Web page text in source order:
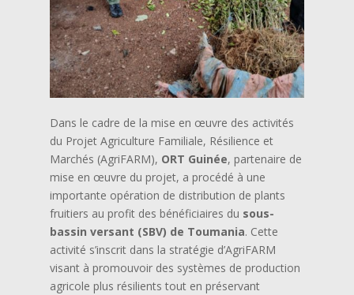
Dans le cadre de la mise en œuvre des activités
du Projet Agriculture Familiale, Résilience et
Marchés (AgriFARM), ORT Guinée, partenaire de
mise en œuvre du projet, a procédé à une
importante opération de distribution de plants
fruitiers au profit des bénéficiaires du sous-
bassin versant (SBV) de Toumania. Cette
activité s’inscrit dans la stratégie d’AgriFARM
visant à promouvoir des systèmes de production
agricole plus résilients tout en préservant